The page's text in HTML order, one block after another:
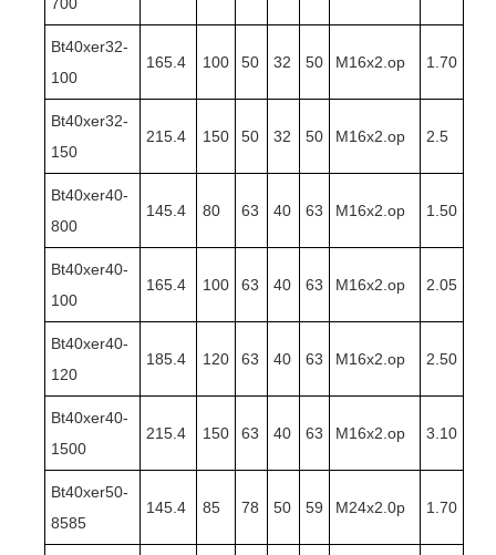
Bt40xer32-
100
165.4 100 50 32 50 M16x2.op 1.70
Bt40xer32-
150
215.4 150 50 32 50 M16x2.op 2.5
Bt40xer40-
800
145.4 80 63 40 63 M16x2.op 1.50
Bt40xer40-
100
165.4 100 63 40 63 M16x2.op 2.05
Bt40xer40-
120
185.4 120 63 40 63 M16x2.op 2.50
Bt40xer40-
1500
215.4 150 63 40 63 M16x2.op 3.10
Bt40xer50-
8585
145.4 85 78 50 59 M24x2.0p 1.70